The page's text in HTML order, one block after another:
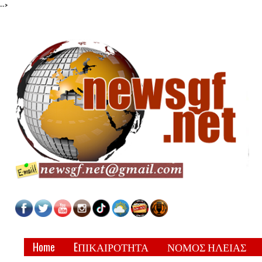
-->
Home EΠΙΚΑΙΡΟΤΗΤΑ ΝΟΜΟΣ ΗΛΕΙΑΣ